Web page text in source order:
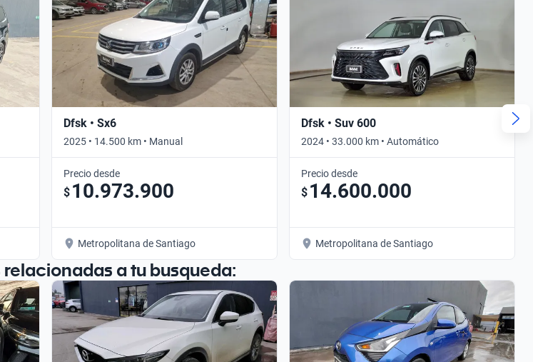
Dfsk • Sx6
2025 • 14.500 km • Manual
Precio desde
$ 10.973.900
Metropolitana de Santiago
Dfsk • Suv 600
2024 • 33.000 km • Automático
Precio desde
$ 14.600.000
Metropolitana de Santiago
a tu busqueda: